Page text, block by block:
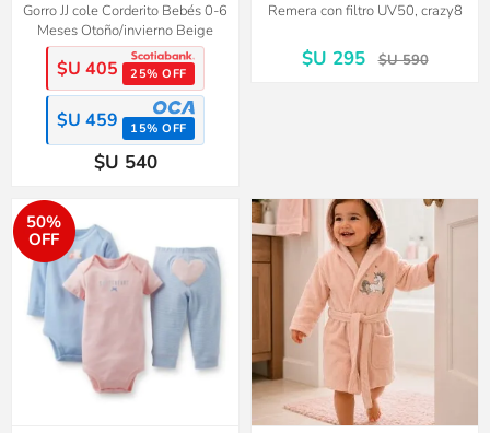
Gorro JJ cole Corderito Bebés 0-6
Meses Otoño/invierno Beige
$U 405 25% OFF
$U 459 15% OFF
$U 540
Remera con filtro UV50, crazy8
$U 295 $U 590
50%
OFF